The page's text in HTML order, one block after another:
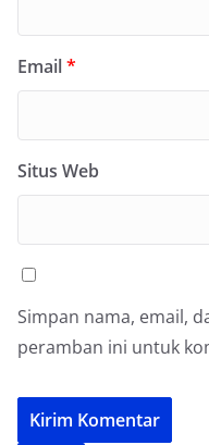
Email*
Situs Web
Simpan nama, email,
peramban ini untuk